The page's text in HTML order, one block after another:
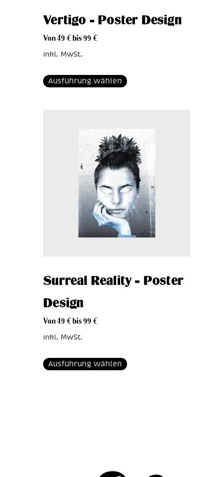
Vertigo – Poster Design
Von49€bis99€
inkl. MwSt.
Ausführung wählen
Surreal Reality – Poster
Design
Von49€bis99€
inkl. MwSt.
Ausführung wählen